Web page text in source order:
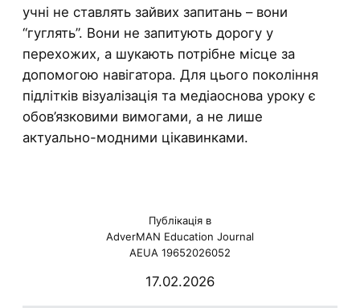
учні не ставлять зайвих запитань – вони
“гуглять”. Вони не запитують дорогу у
перехожих, а шукають потрібне місце за
допомогою навігатора. Для цього покоління
підлітків візуалізація та медіаоснова уроку є
обов’язковими вимогами, а не лише
актуально-модними цікавинками.
Публікація в
AdverMAN Education Journal
AEUA 19652026052
17.02.2026